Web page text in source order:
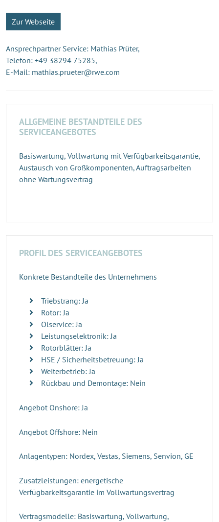
Zur Webseite
Ansprechpartner Service: Mathias Prüter,
Telefon: +49 38294 75285,
E-Mail: mathias.prueter@rwe.com
ALLGEMEINE BESTANDTEILE DES
SERVICEANGEBOTES
Basiswartung, Vollwartung mit Verfügbarkeitsgarantie,
Austausch von Großkomponenten, Auftragsarbeiten
ohne Wartungsvertrag
PROFIL DES SERVICEANGEBOTES
Konkrete Bestandteile des Unternehmens
Triebstrang: Ja
Rotor: Ja
Ölservice: Ja
Leistungselektronik: Ja
Rotorblätter: Ja
HSE / Sicherheitsbetreuung: Ja
Weiterbetrieb: Ja
Rückbau und Demontage: Nein
Angebot Onshore: Ja
Angebot Offshore: Nein
Anlagentypen: Nordex, Vestas, Siemens, Senvion, GE
Zusatzleistungen: energetische
Verfügbarkeitsgarantie im Vollwartungsvertrag
Vertragsmodelle: Basiswartung, Vollwartung,